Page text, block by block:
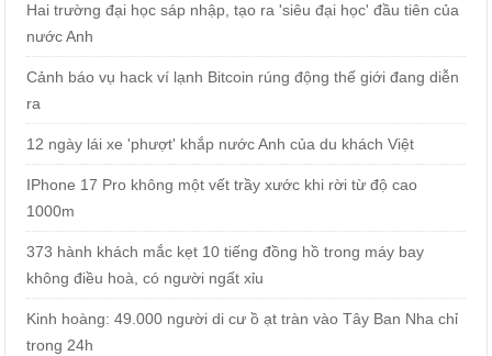
Hai trường đại học sáp nhập, tạo ra 'siêu đại học' đầu tiên của
nước Anh
Cảnh báo vụ hack ví lạnh Bitcoin rúng động thế giới đang diễn
ra
12 ngày lái xe 'phượt' khắp nước Anh của du khách Việt
IPhone 17 Pro không một vết trầy xước khi rời từ độ cao
1000m
373 hành khách mắc kẹt 10 tiếng đồng hồ trong máy bay
không điều hoà, có người ngất xỉu
Kinh hoàng: 49.000 người di cư ồ ạt tràn vào Tây Ban Nha chỉ
trong 24h